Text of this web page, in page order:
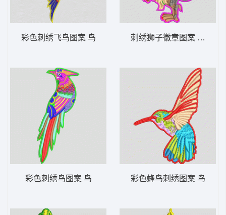
彩色刺绣飞鸟图案 鸟
彩色刺绣鸟图案 鸟
刺绣狮子徽章图案 狮头标
彩色蜂鸟刺绣图案 鸟